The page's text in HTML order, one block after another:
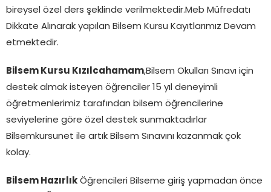
bireysel özel ders şeklinde verilmektedir.Meb Müfredatı
Dikkate Alınarak yapılan Bilsem Kursu Kayıtlarımız Devam
etmektedir.
Bilsem Kursu Kızılcahamam,Bilsem Okulları Sınavı için
destek almak isteyen öğrenciler 15 yıl deneyimli
öğretmenlerimiz tarafından bilsem öğrencilerine
seviyelerine göre özel destek sunmaktadırlar
Bilsemkursunet ile artık Bilsem Sınavını kazanmak çok
kolay.
Bilsem Hazırlık Öğrencileri Bilseme giriş yapmadan önce